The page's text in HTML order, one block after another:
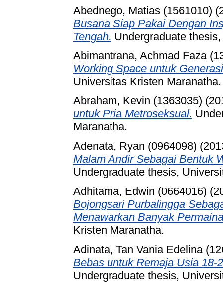
Abednego, Matias (1561010)
Busana Siap Pakai Dengan
Tengah. Undergraduate
Abimantrana, Achmad Faza
Working Space untuk
Universitas Kristen Maranatha.
Abraham, Kevin (1363035)
untuk Pria Metroseksual.
Maranatha.
Adenata, Ryan (0964098)
Malam Andir Sebagai Bentuk
Undergraduate thesis,
Adhitama, Edwin (0664016)
Bojongsari Purbalingga
Menawarkan Banyak
Kristen Maranatha.
Adinata, Tan Vania Edelina
Bebas untuk Remaja Usia 18-
Undergraduate thesis,